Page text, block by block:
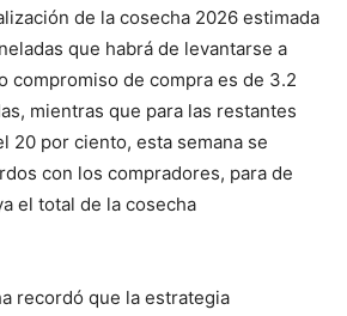
de la cosecha 2026 estimada
que habrá de levantarse a
compromiso de compra es de 3.2
mientras que para las restantes
20 por ciento, esta semana se
con los compradores, para de
el total de la cosecha
recordó que la estrategia